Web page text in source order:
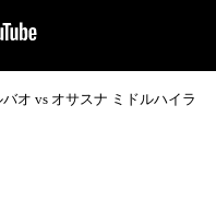
オ vs オサスナ ミドルハイラ